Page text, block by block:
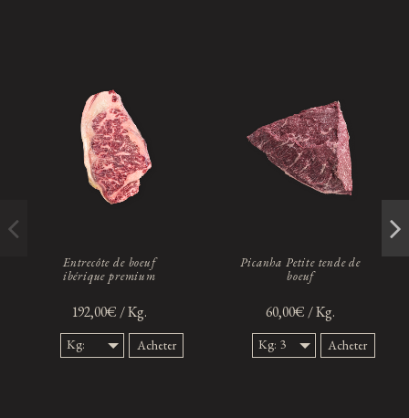
Entrecôte de boeuf
ibérique premium
192,00€ / Kg.
Kg:
800 gr
Acheter
Picanha Petite tende de
boeuf
60,00€ / Kg.
Kg: 3
Kg.
Acheter